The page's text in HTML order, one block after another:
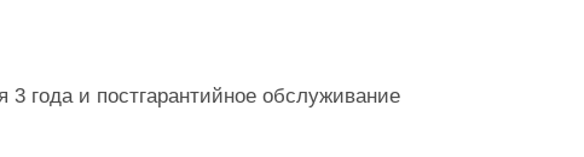
3 года и постгарантийное обслуживание